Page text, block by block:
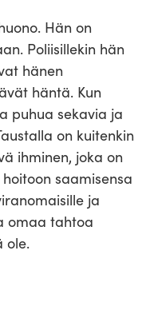
Hän on
Poliisillekin hän
hänen
häntä. Kun
puhua sekavia ja
on kuitenkin
ihminen, joka on
saamisensa
ja
omaa tahtoa
ole.